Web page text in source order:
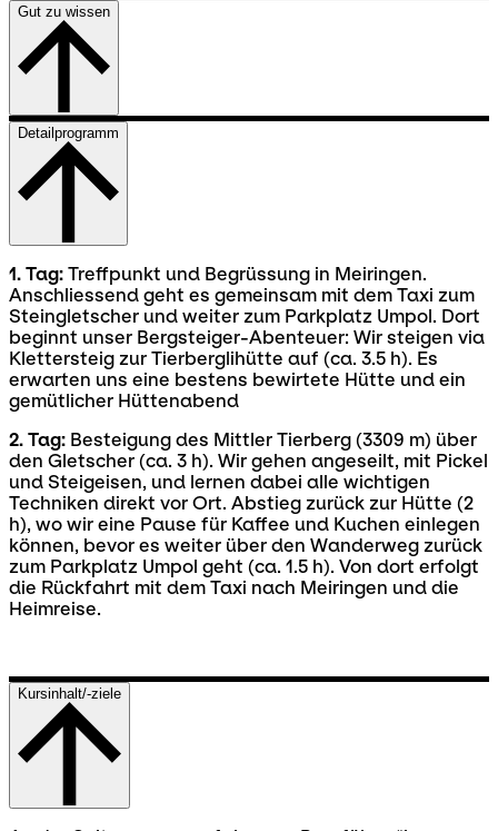
Gut zu wissen
Detailprogramm
1. Tag: Treffpunkt und Begrüssung in Meiringen.
Anschliessend geht es gemeinsam mit dem Taxi zum
Steingletscher und weiter zum Parkplatz Umpol. Dort
beginnt unser Bergsteiger-Abenteuer: Wir steigen via
Klettersteig zur Tierberglihütte auf (ca. 3.5 h). Es
erwarten uns eine bestens bewirtete Hütte und ein
gemütlicher Hüttenabend
2. Tag: Besteigung des Mittler Tierberg (3309 m) über
den Gletscher (ca. 3 h). Wir gehen angeseilt, mit Pickel
und Steigeisen, und lernen dabei alle wichtigen
Techniken direkt vor Ort. Abstieg zurück zur Hütte (2
h), wo wir eine Pause für Kaffee und Kuchen einlegen
können, bevor es weiter über den Wanderweg zurück
zum Parkplatz Umpol geht (ca. 1.5 h). Von dort erfolgt
die Rückfahrt mit dem Taxi nach Meiringen und die
Heimreise.
Kursinhalt/-ziele